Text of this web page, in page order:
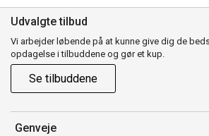
Udvalgte tilbud
Vi arbejder løbende på at kunne give dig de
opdagelse i tilbuddene og gør et kup.
Se tilbuddene
Genveje